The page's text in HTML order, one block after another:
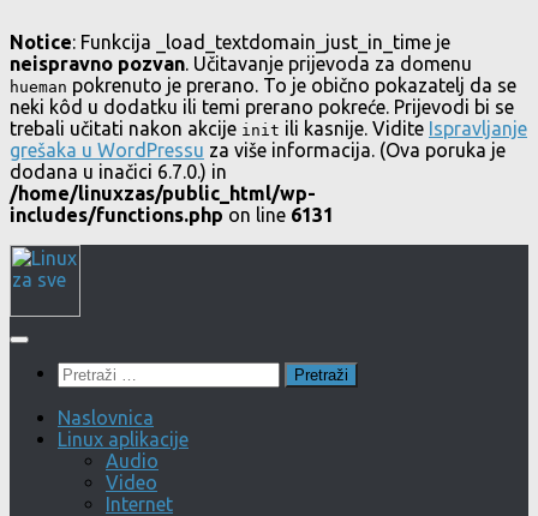
Notice: Funkcija _load_textdomain_just_in_time je
neispravno pozvan. Učitavanje prijevoda za domenu
hueman pokrenuto je prerano. To je obično pokazatelj da se
neki kôd u dodatku ili temi prerano pokreće. Prijevodi bi se
trebali učitati nakon akcije init ili kasnije. Vidite Ispravljanje
grešaka u WordPressu za više informacija. (Ova poruka je
dodana u inačici 6.7.0.) in
/home/linuxzas/public_html/wp-
includes/functions.php on line 6131
Skip
to
Pretraži:
Naslovnica
Linux aplikacije
Audio
Video
Internet